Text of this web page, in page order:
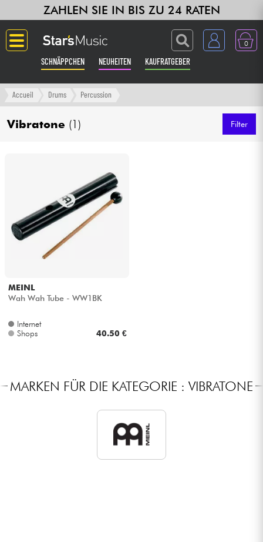
ZAHLEN SIE IN BIS ZU 24 RATEN
0
SCHNÄPPCHEN NEUHEITEN KAUFRATGEBER
Langue
Gitarre & Bass
Klaviere & Piano
Synths & samplers
Studio
Blasinstrumente
Accueil Drums Percussion
Vibratone (1) Filter
MEINL
Wah Wah Tube - WW1BK
Internet
Shops
40.50 €
MARKEN FÜR DIE KATEGORIE : VIBRATONE